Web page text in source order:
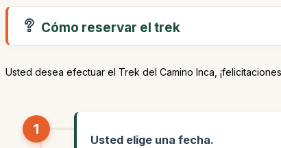
Cómo reservar el trek
Usted desea efectuar el Trek del Camino Inca,
1
Usted elige una fecha.